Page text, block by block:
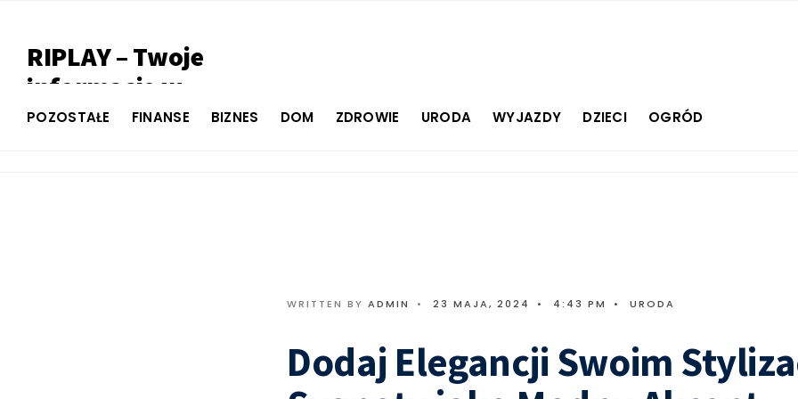
RIPLAY – Twoje
informacje w
jednym miejscu
POZOSTAŁE FINANSE BIZNES DOM ZDROWIE URODA WYJAZDY DZIECI OGRÓD
WRITTEN BY ADMIN • 23 MAJA, 2024 • 4:43 PM • URODA
Dodaj Elegancji Swoim